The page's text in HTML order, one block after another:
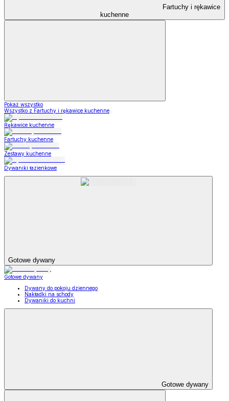
Fartuchy i rękawice
kuchenne
Pokaż wszystko
Wszystko z Fartuchy i rękawice kuchenne
Rękawice kuchenne
Fartuchy kuchenne
Zestawy kuchenne
Dywaniki łazienkowe
Gotowe dywany
Gotowe dywany
Dywany do pokoju dziennego
Nakładki na schody
Dywaniki do kuchni
Gotowe dywany